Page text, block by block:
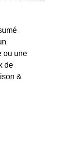
ou une
de
&